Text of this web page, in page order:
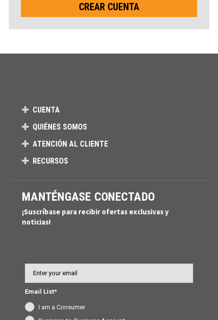
CREAR CUENTA
CUENTA
QUIÉNES SOMOS
ATENCIÓN AL CLIENTE
RECURSOS
MANTÉNGASE CONECTADO
¡Suscríbase para recibir ofertas exclusivas y
noticias!
Email List*
I am a Consumer